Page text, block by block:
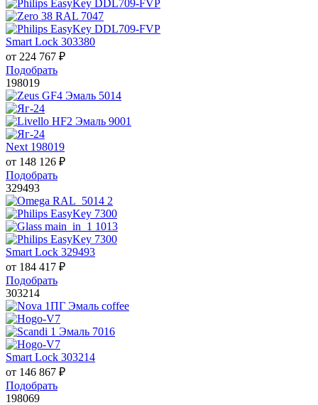
Smart Lock 303380
от 224 767 ₽
Подобрать
198019
Next 198019
от 148 126 ₽
Подобрать
329493
Smart Lock 329493
от 184 417 ₽
Подобрать
303214
Smart Lock 303214
от 146 867 ₽
Подобрать
198069